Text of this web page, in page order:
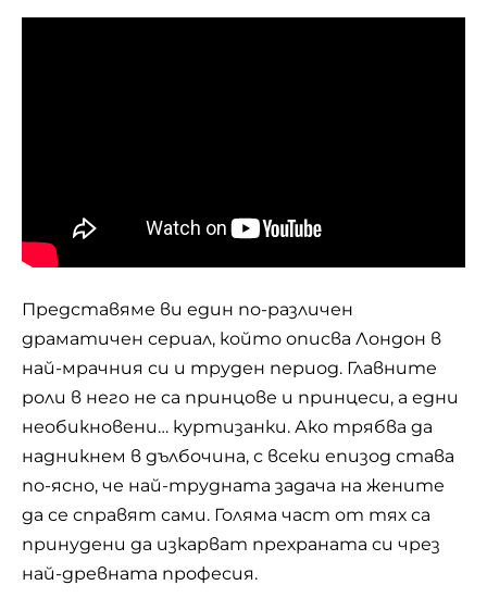
Представяме ви един по-различен
драматичен сериал, който описва Лондон в
най-мрачния си и труден период. Главните
роли в него не са принцове и принцеси, а едни
необикновени… куртизанки. Ако трябва да
надникнем в дълбочина, с всеки епизод става
по-ясно, че най-трудната задача на жените
да се справят сами. Голяма част от тях са
принудени да изкарват прехраната си чрез
най-древната професия.